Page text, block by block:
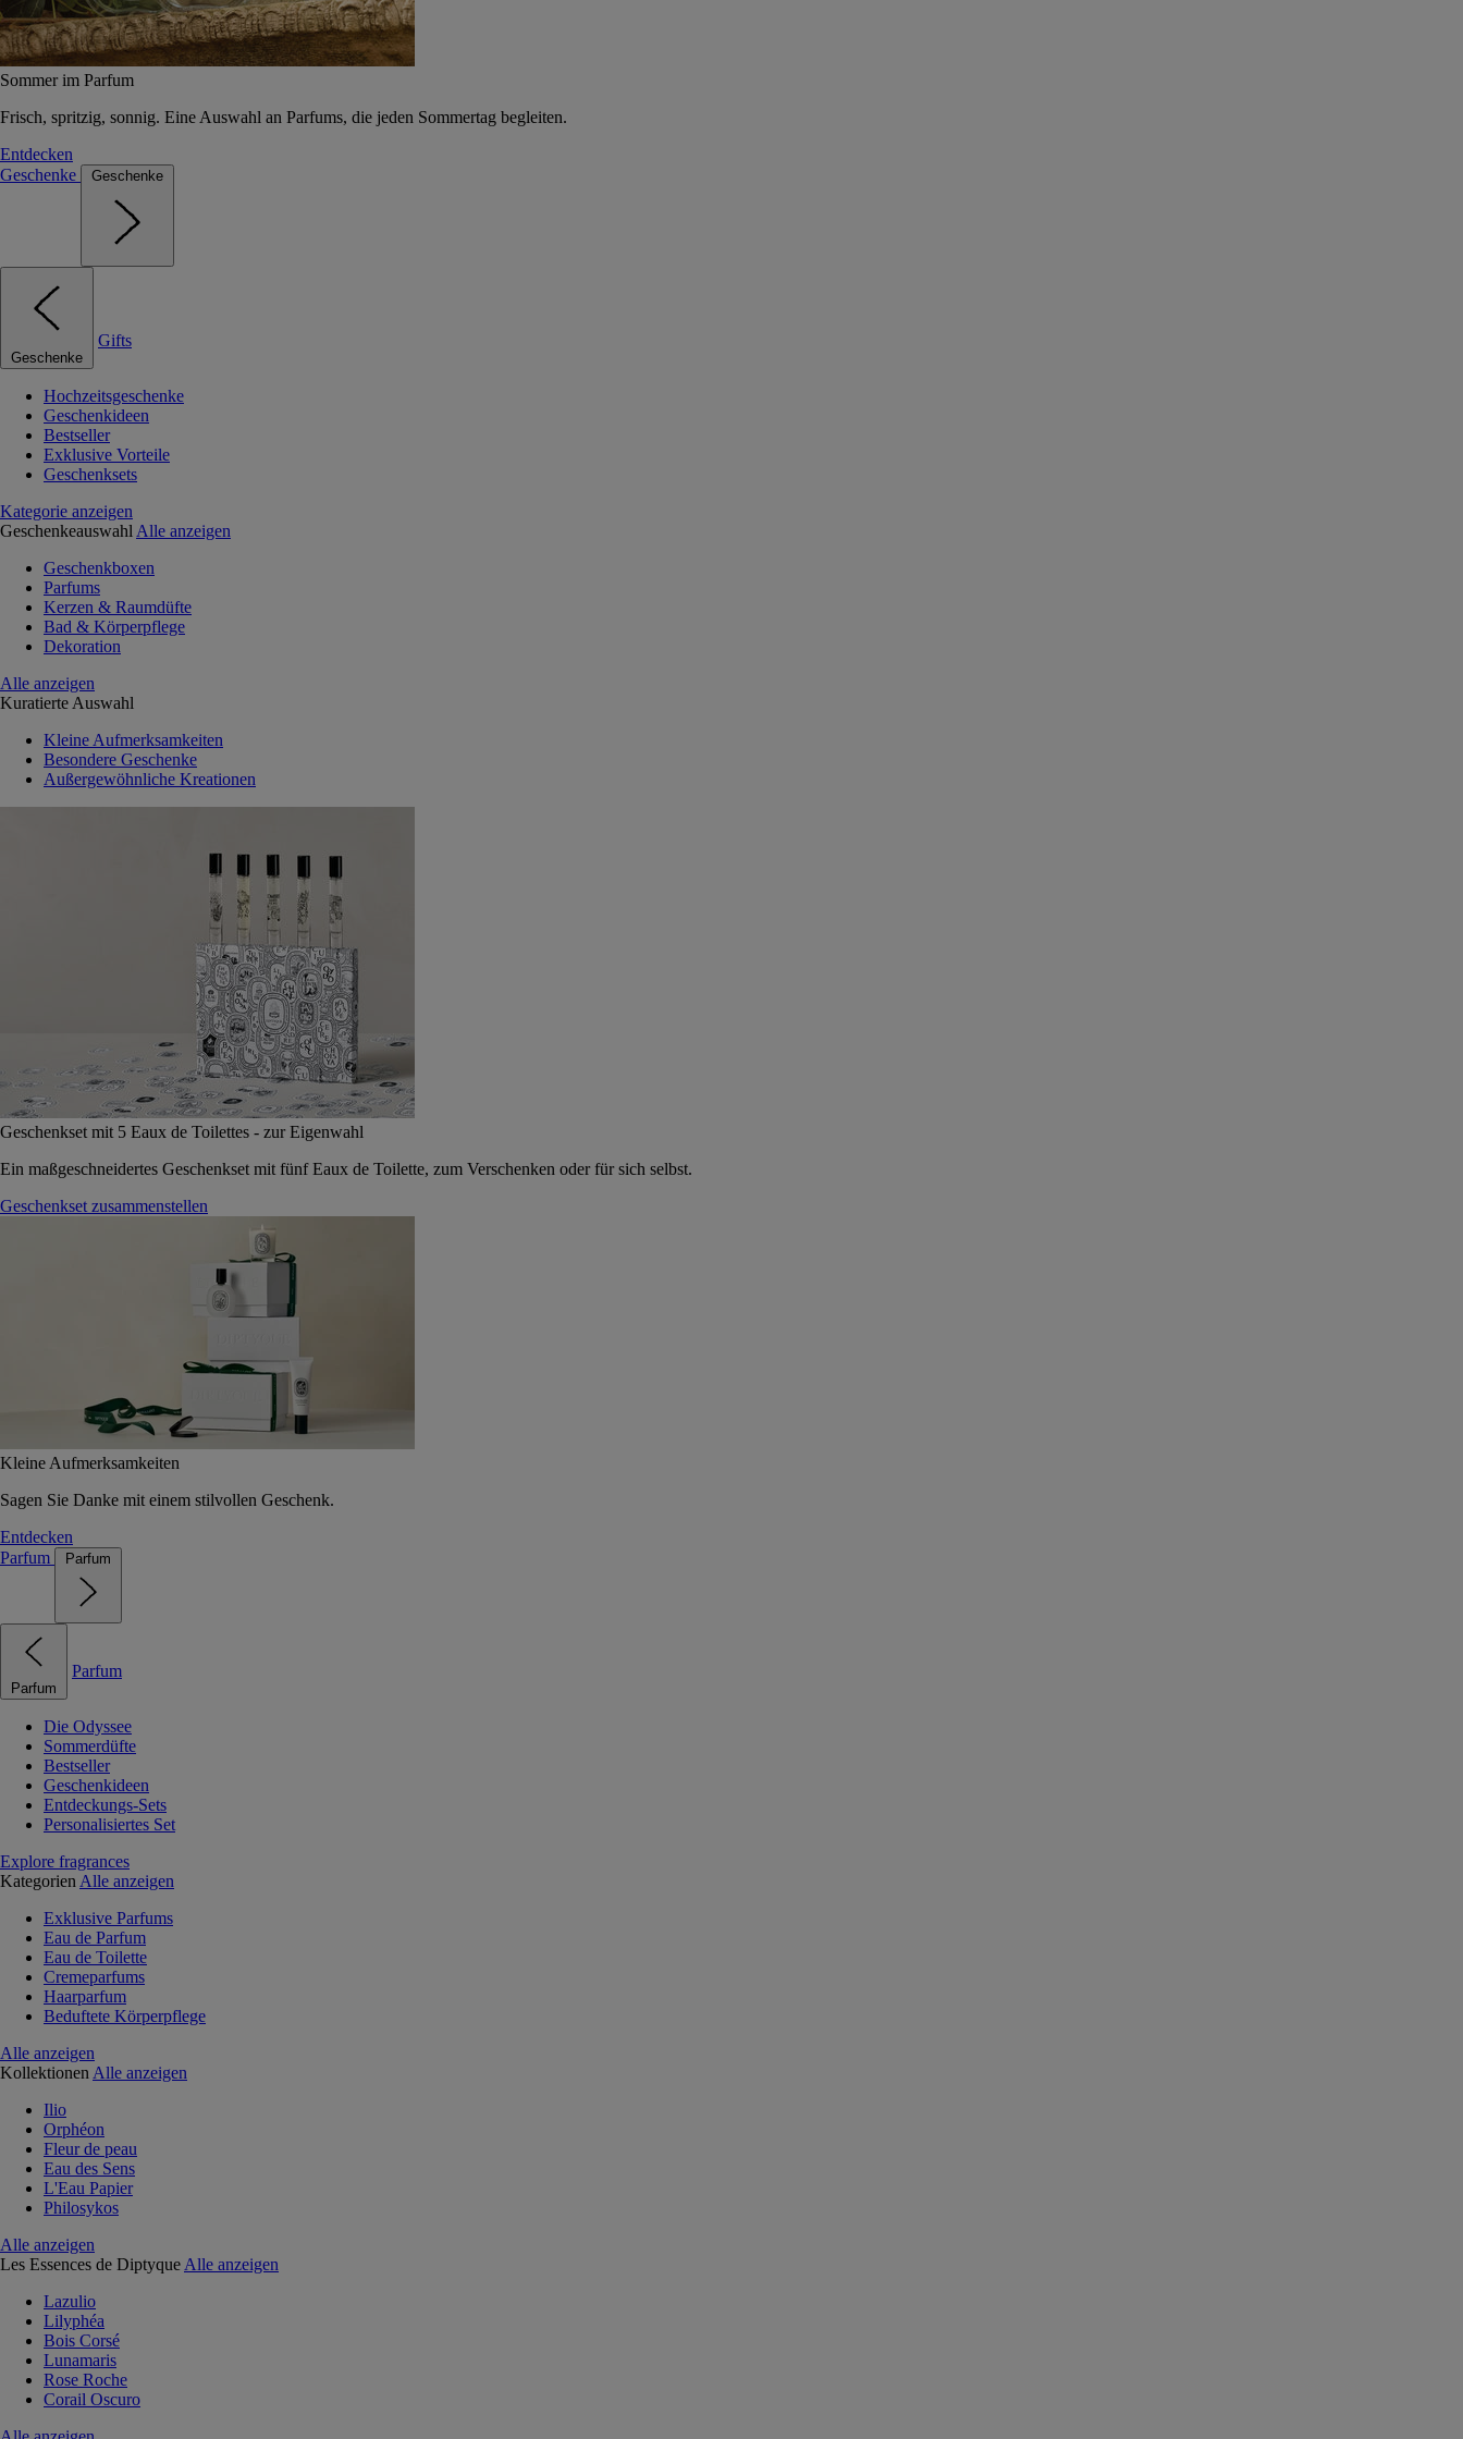
Sommer im Parfum
Frisch, spritzig, sonnig. Eine Auswahl an Parfums, die jeden Sommertag begleiten.
Entdecken
Geschenke
Geschenke
Geschenke
Gifts
Hochzeitsgeschenke
Geschenkideen
Bestseller
Exklusive Vorteile
Geschenksets
Kategorie anzeigen
Geschenkeauswahl Alle anzeigen
Geschenkboxen
Parfums
Kerzen & Raumdüfte
Bad & Körperpflege
Dekoration
Alle anzeigen
Kuratierte Auswahl
Kleine Aufmerksamkeiten
Besondere Geschenke
Außergewöhnliche Kreationen
Geschenkset mit 5 Eaux de Toilettes - zur Eigenwahl
Ein maßgeschneidertes Geschenkset mit fünf Eaux de Toilette, zum Verschenken oder für sich selbst.
Geschenkset zusammenstellen
Kleine Aufmerksamkeiten
Sagen Sie Danke mit einem stilvollen Geschenk.
Entdecken
Parfum
Parfum
Parfum
Parfum
Die Odyssee
Sommerdüfte
Bestseller
Geschenkideen
Entdeckungs-Sets
Personalisiertes Set
Explore fragrances
Kategorien Alle anzeigen
Exklusive Parfums
Eau de Parfum
Eau de Toilette
Cremeparfums
Haarparfum
Beduftete Körperpflege
Alle anzeigen
Kollektionen Alle anzeigen
Ilio
Orphéon
Fleur de peau
Eau des Sens
L'Eau Papier
Philosykos
Alle anzeigen
Les Essences de Diptyque Alle anzeigen
Lazulio
Lilyphéa
Bois Corsé
Lunamaris
Rose Roche
Corail Oscuro